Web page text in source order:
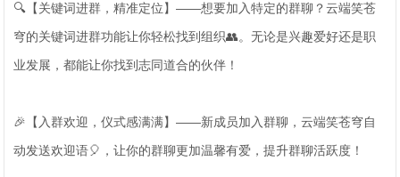
🔍【关键词进群，精准定位】——想要加入特定的群聊？云端笑苍
穹的关键词进群功能让你轻松找到组织👥。无论是兴趣爱好还是职
业发展，都能让你找到志同道合的伙伴！
🎉【入群欢迎，仪式感满满】——新成员加入群聊，云端笑苍穹自
动发送欢迎语🎈，让你的群聊更加温馨有爱，提升群聊活跃度！